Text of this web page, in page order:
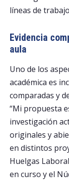
líneas de
Evidencia
aula
Uno de los
académica es
comparadas y
“Mi propuesta
investigación
originales y
en distintos
Huelgas
en curso y el